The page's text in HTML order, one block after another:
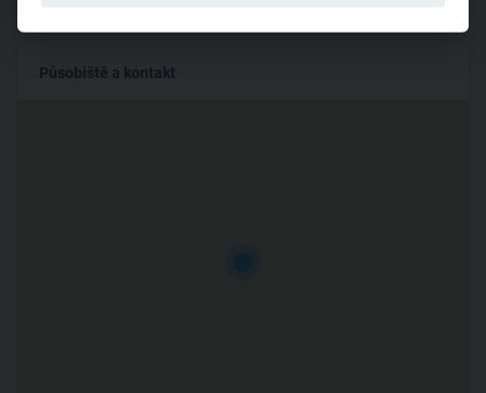
Působiště a kontakt